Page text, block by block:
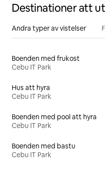
Destinationer att
Andra typer av vistelser
Boenden med frukost
Cebu IT Park
Hus att hyra
Cebu IT Park
Boenden med pool att hyra
Cebu IT Park
Boenden med bastu
Cebu IT Park